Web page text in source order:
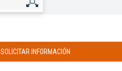
SOLICITAR INFORMACIÓN